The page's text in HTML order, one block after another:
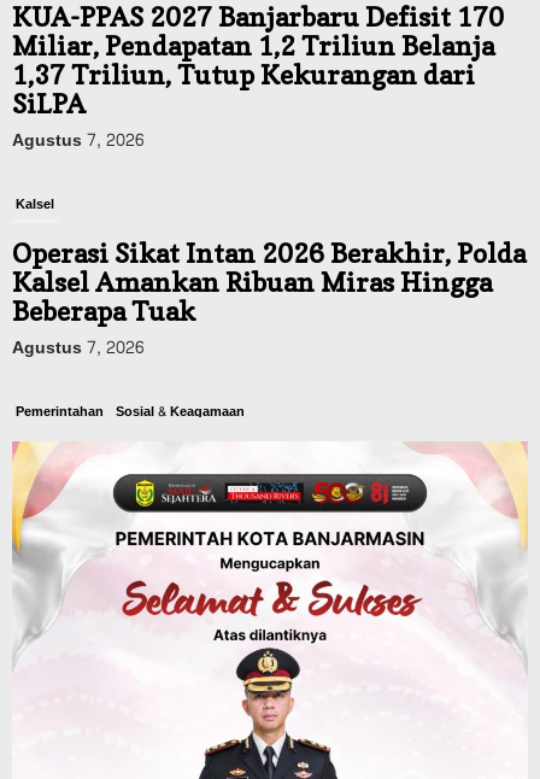
KUA-PPAS 2027 Banjarbaru Defisit 170
Miliar, Pendapatan 1,2 Triliun Belanja
1,37 Triliun, Tutup Kekurangan dari
SiLPA
Agustus 7, 2026
Kalsel
Operasi Sikat Intan 2026 Berakhir, Polda
Kalsel Amankan Ribuan Miras Hingga
Beberapa Tuak
Agustus 7, 2026
Pemerintahan Sosial & Keagamaan
Banjarmasin Pilot Project Perlinsos
Digital, Target 30 Persen IKD Masih
Jauh, Komisi II DPR Turun Tangan
Agustus 7, 2026
Dinas PUPR Kalsel Headline Pembangunan
Jalan Veteran Km 5,5 Sungai Lulut
Dibuka Pasca Retak dan Amblas,
Angkutan Bertonase 6 Ton Lebih Tak
Diperbolehkan Melintas